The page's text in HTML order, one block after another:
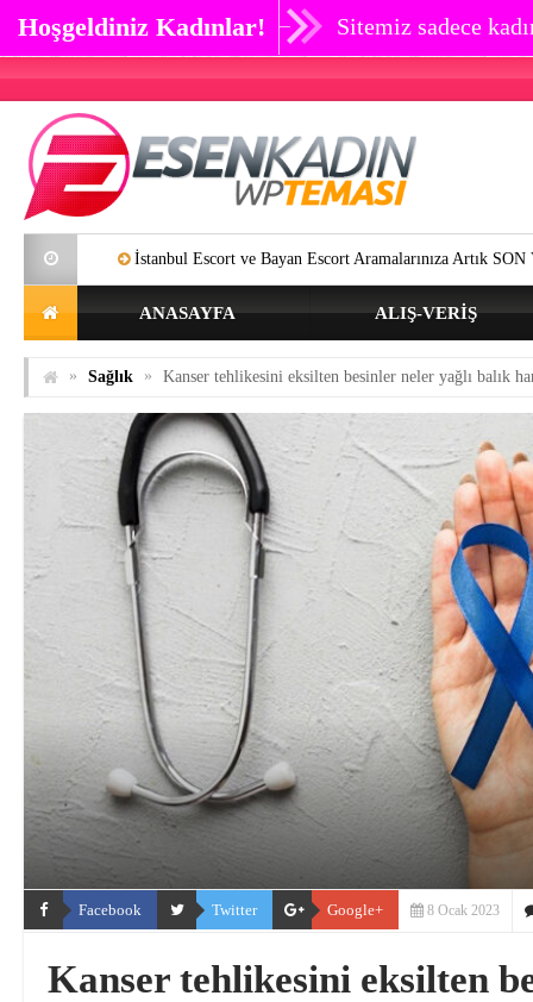
Hoşgeldiniz Kadınlar! Sitemiz sadece
İstanbul Escort ve Bayan Escort Aramalarınıza Artık SON Verebilirsiniz.
ANASAYFA ALIŞ-VERIŞ
» Sağlık » Kanser tehlikesini eksilten besinler neler yağlı balık
Facebook Twitter Google+ 8 Ocak 2023
Kanser tehlikesini eksilten